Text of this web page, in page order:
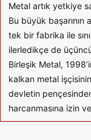
Metal artık yetkiye
Bu büyük başarının
tek bir fabrika ile
ilerledikçe de
Birleşik Metal,
kalkan metal
devletin
harcanmasına izin